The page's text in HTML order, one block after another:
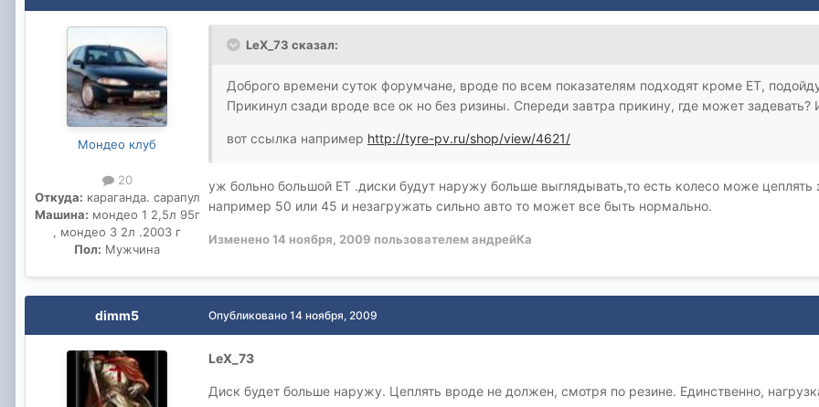
Мондео клуб
20
Откуда: караганда. сарапул
Машина: мондео 1 2,5л 95г
, мондео 3 2л .2003 г
Пол: Мужчина
LeX_73 сказал:
Доброго времени суток форумчане, вроде по всем показателям подходят кроме ET,
Прикинул сзади вроде все ок но без ризины. Спереди завтра прикину, где может задевать?
вот ссылка например http://tyre-pv.ru/shop/view/4621/
уж больно большой ЕТ .диски будут наружу больше выглядывать,то есть колесо може цеплять
например 50 или 45 и незагружать сильно авто то может все быть нормально.
Изменено14 ноября, 2009 пользователем андрейКа
dimm5 Опубликовано 14 ноября, 2009
LeX_73
Диск будет больше наружу. Цеплять вроде не должен, смотря по резине. Единственно,